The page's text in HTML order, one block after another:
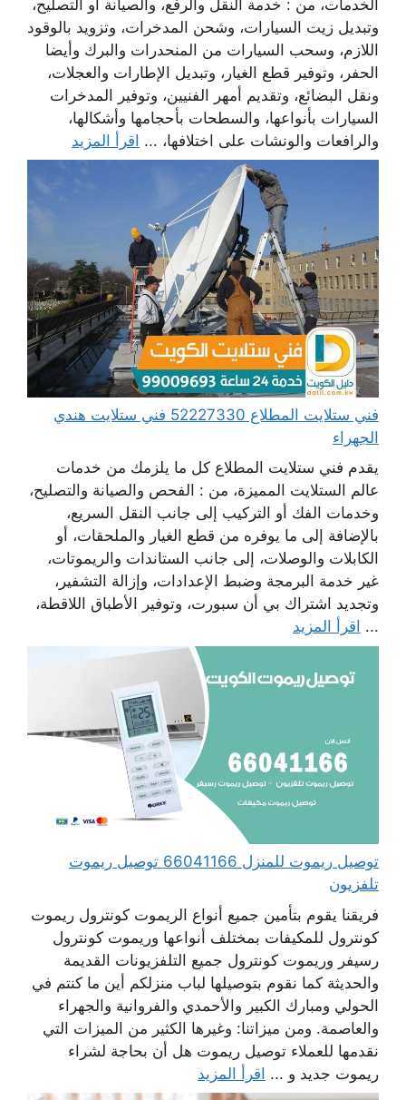
الخدمات، من : خدمة النقل والرفع، والصيانة أو التصليح،
وتبديل زيت السيارات، وشحن المدخرات، وتزويد بالوقود
اللازم، وسحب السيارات من المنحدرات والبرك وأيضا
الحفر، وتوفير قطع الغيار، وتبديل الإطارات والعجلات،
ونقل البضائع، وتقديم أمهر الفنيين، وتوفير المدخرات
السيارات بأنواعها، والسطحات بأحجامها وأشكالها،
والرافعات والونشات على اختلافها، ... اقرأ المزيد
فني ستلايت المطلاع 52227330 فني ستلايت هندي
الجهراء
يقدم فني ستلايت المطلاع كل ما يلزمك من خدمات
عالم الستلايت المميزة، من : الفحص والصيانة والتصليح،
وخدمات الفك أو التركيب إلى جانب النقل السريع،
بالإضافة إلى ما يوفره من قطع الغيار والملحقات، أو
الكابلات والوصلات، إلى جانب الستاندات والريموتات،
غير خدمة البرمجة وضبط الإعدادات، وإزالة التشفير،
وتجديد اشتراك بي أن سبورت، وتوفير الأطباق اللاقطة،
... اقرأ المزيد
توصيل ريموت للمنزل 66041166 توصيل ريموت
تلفزيون
فريقنا يقوم بتأمين جميع أنواع الريموت كونترول ريموت
كونترول للمكيفات بمختلف أنواعها وريموت كونترول
رسيفر وريموت كونترول جميع التلفزيونات القديمة
والحديثة كما نقوم بتوصيلها لباب منزلكم أين ما كنتم في
الحولي ومبارك الكبير والأحمدي والفروانية والجهراء
والعاصمة. ومن ميزاتنا: وغيرها الكثير من الميزات التي
نقدمها للعملاء توصيل ريموت هل أن بحاجة لشراء
ريموت جديد و ... اقرأ المزيد